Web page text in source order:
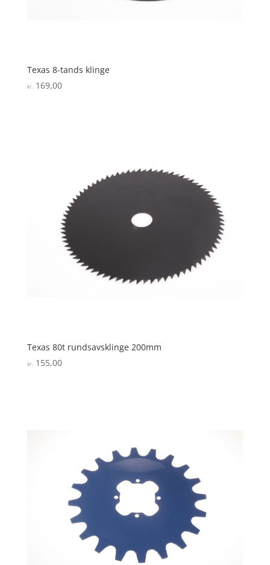
Texas 8-tands klinge
kr.169,00
Texas 80t rundsavsklinge 200mm
kr.155,00